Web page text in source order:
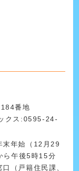
番地
クス:0595-24-
末年始（12月29
ら午後5時15分
（戸籍住民課、